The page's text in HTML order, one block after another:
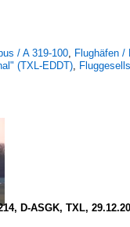
/ A 319-100, Flughäfen /
(TXL-EDDT),
D-ASGK, TXL,